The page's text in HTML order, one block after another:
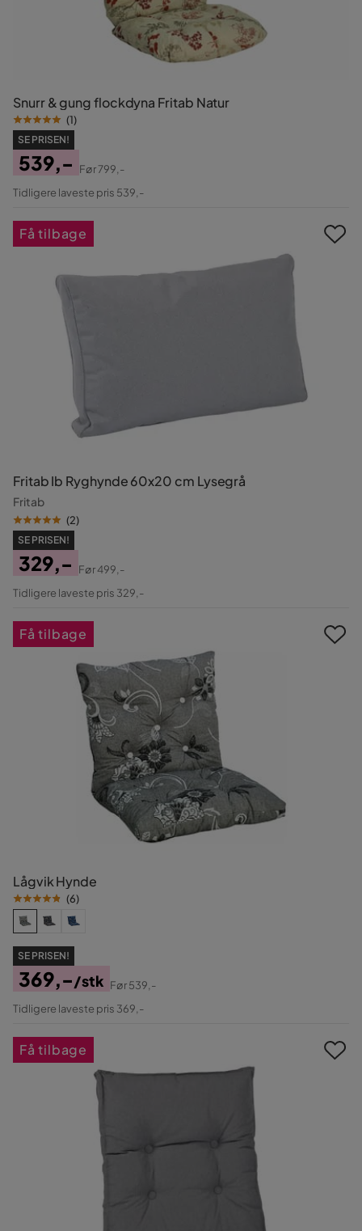
Snurr & gung flockdyna Fritab Natur
(1)
SE PRISEN!
Pris
539,-
Original
Før799,-
Tidligere laveste pris 539,-
Fritab Ib Ryghynde 60x20 cm Lysegrå
Fritab
(2)
SE PRISEN!
Pris
329,-
Original
Før499,-
Tidligere laveste pris 329,-
Få tilbage
Lågvik Hynde
(6)
SE PRISEN!
Pris
369,-/stk
Original
Før539,-
Tidligere laveste pris 369,-
Få tilbage
Få tilbage